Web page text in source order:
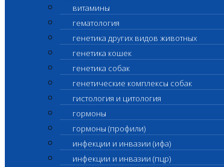
витамины
гематология
генетика других видов животных
генетика кошек
генетика собак
генетические комплексы собак
гистология и цитология
гормоны
гормоны (профили)
инфекции и инвазии (ифа)
инфекции и инвазии (пцр)